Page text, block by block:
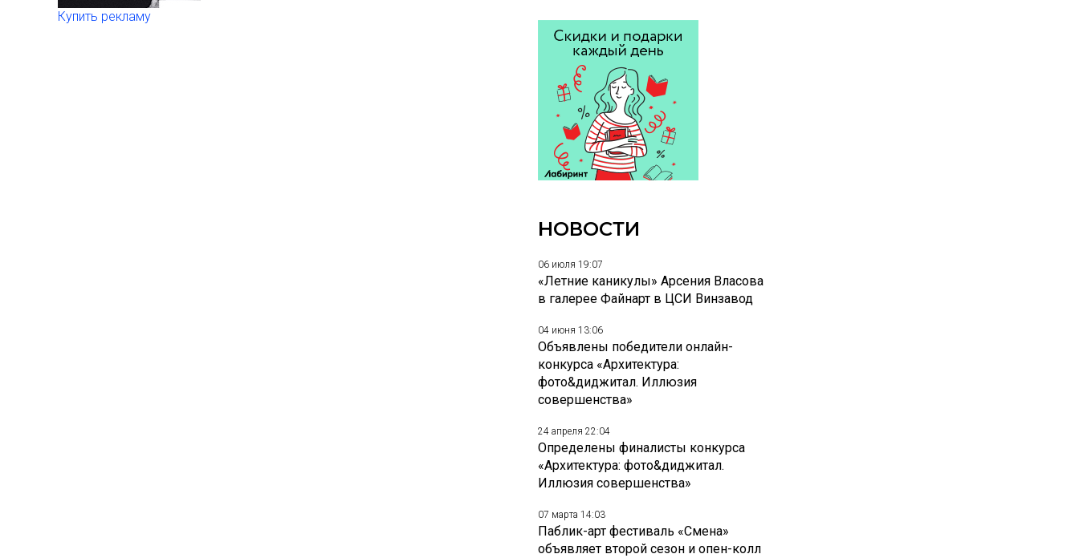
Купить рекламу
НОВОСТИ
06 июля 19:07
«Летние каникулы» Арсения Власова
в галерее Файнарт в ЦСИ Винзавод
04 июня 13:06
Объявлены победители онлайн-
конкурса «Архитектура:
фото&диджитал. Иллюзия
совершенства»
24 апреля 22:04
Определены финалисты конкурса
«Архитектура: фото&диджитал.
Иллюзия совершенства»
07 марта 14:03
Паблик-арт фестиваль «Смена»
объявляет второй сезон и опен-колл